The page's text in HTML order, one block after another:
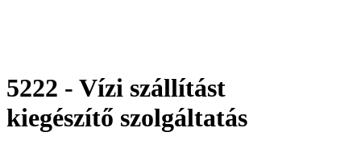
5222 - Vízi szállítást
kiegészítő szolgáltatás